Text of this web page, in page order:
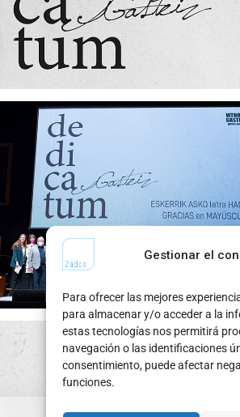
Gestionar el
Para ofrecer las mejores
para almacenar y/o acceder a la
estas tecnologías nos permitirá
navegación o las identificaciones
consentimiento, puede afectar
funciones.